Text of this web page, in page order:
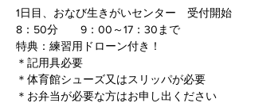
1日目、おなび生きがいセンター　受付開始
8：50分　　9：00～17：30まで
特典：練習用ドローン付き！
＊記用具必要
＊体育館シューズ又はスリッパが必要
＊お弁当が必要な方はお申し出ください